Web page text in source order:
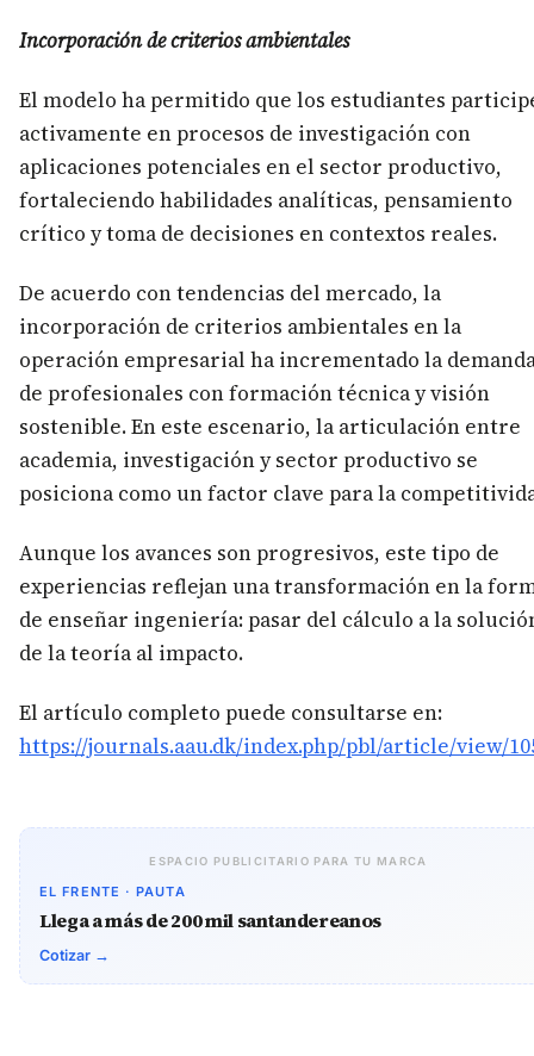
Incorporación de criterios ambientales
El modelo ha permitido que los estudiantes
activamente en procesos de investigación con
aplicaciones potenciales en el sector productivo,
fortaleciendo habilidades analíticas, pensamiento
crítico y toma de decisiones en contextos reales.
De acuerdo con tendencias del mercado, la
incorporación de criterios ambientales en la
operación empresarial ha incrementado la
de profesionales con formación técnica y visión
sostenible. En este escenario, la articulación entre
academia, investigación y sector productivo se
posiciona como un factor clave para la
Aunque los avances son progresivos, este tipo de
experiencias reflejan una transformación en la
de enseñar ingeniería: pasar del cálculo a la
de la teoría al impacto.
El artículo completo puede consultarse en:
https://journals.aau.dk/index.php/pbl/article/view/
ESPACIO PUBLICITARIO PARA TU MARCA
EL FRENTE · PAUTA
Llega a más de 200 mil santandereanos
Cotizar →